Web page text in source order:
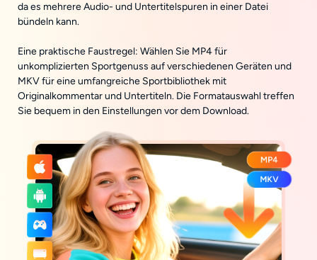
da es mehrere Audio- und Untertitelspuren in einer Datei
bündeln kann.
Eine praktische Faustregel: Wählen Sie MP4 für
unkomplizierten Sportgenuss auf verschiedenen Geräten und
MKV für eine umfangreiche Sportbibliothek mit
Originalkommentar und Untertiteln. Die Formatauswahl treffen
Sie bequem in den Einstellungen vor dem Download.